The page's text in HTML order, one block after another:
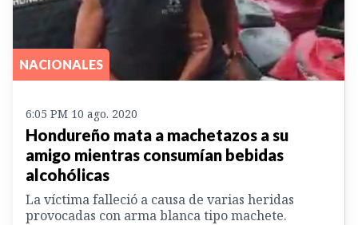
NACIONALES
6:05 PM 10 ago. 2020
Hondureño mata a machetazos a su
amigo mientras consumían bebidas
alcohólicas
La víctima falleció a causa de varias heridas
provocadas con arma blanca tipo machete.